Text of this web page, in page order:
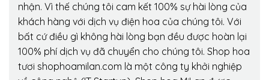
nhận. Vì thế chúng tôi cam kết 100% sự hài lòng của
khách hàng với dịch vụ điện hoa của chúng tôi. Với
bất cứ điều gì không hài lòng bạn đều được hoàn lại
100% phí dịch vụ đã chuyển cho chúng tôi. Shop hoa
tươi shophoamilan.com là một công ty khởi nghiệp